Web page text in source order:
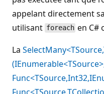
appelant directement
utilisant foreach en C#
La